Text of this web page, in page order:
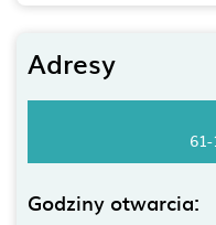
Adresy
Godziny otwarcia: